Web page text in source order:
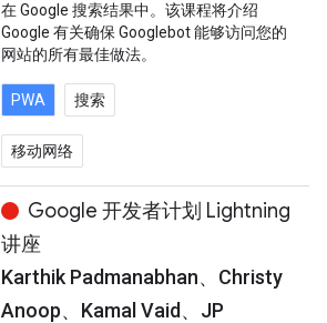
在 Google 搜索结果中。该课程将介绍
Google 有关确保 Googlebot 能够访问您的
网站的所有最佳做法。
PWA 搜索
移动网络
Google 开发者计划 Lightning
讲座
Karthik Padmanabhan、Christy
Anoop、Kamal Vaid、JP